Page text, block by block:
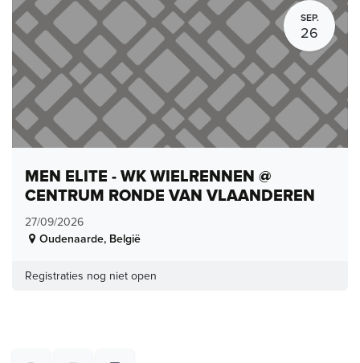
SEP.
26
MEN ELITE - WK WIELRENNEN @
CENTRUM RONDE VAN VLAANDEREN
27/09/2026
Oudenaarde, België
Registraties nog niet open